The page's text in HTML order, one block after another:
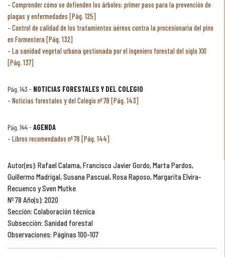
Comprender cómo se defienden los árboles: primer paso para la prevención de
plagas y enfermedades [Pág. 125]
Control de calidad de los tratamientos aéreos contra la procesionaria del pino
en Formentera [Pág. 132]
La sanidad vegetal urbana gestionada por el ingeniero forestal del siglo XXI
[Pág. 137]
Pág. 143 - NOTICIAS FORESTALES Y DEL COLEGIO
Noticias forestales y del Colegio nº 78 [Pág. 143]
Pág. 144 - AGENDA
Libros recomendados nº 78 [Pág. 144]
Autor(es): Rafael Calama, Francisco Javier Gordo, Marta Pardos,
Guillermo Madrigal, Susana Pascual, Rosa Raposo, Margarita Elvira-
Recuenco y Sven Mutke
Nº 78 Año(s): 2020
Sección: Colaboración técnica
Subsección: Sanidad forestal
Observaciones: Páginas 100-107